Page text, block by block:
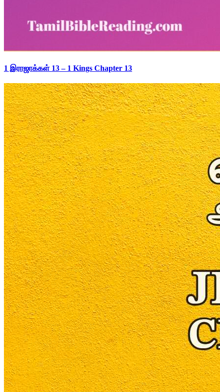
1 இராஜாக்கள் 13 – 1 Kings Chapter 13